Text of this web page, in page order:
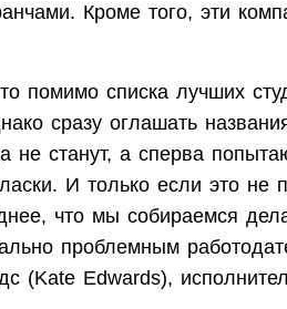
Кроме того, эти
помимо списка лучших
сразу оглашать
не станут, а сперва
И только если это не
что мы собираемся
проблемным
(Kate Edwards),